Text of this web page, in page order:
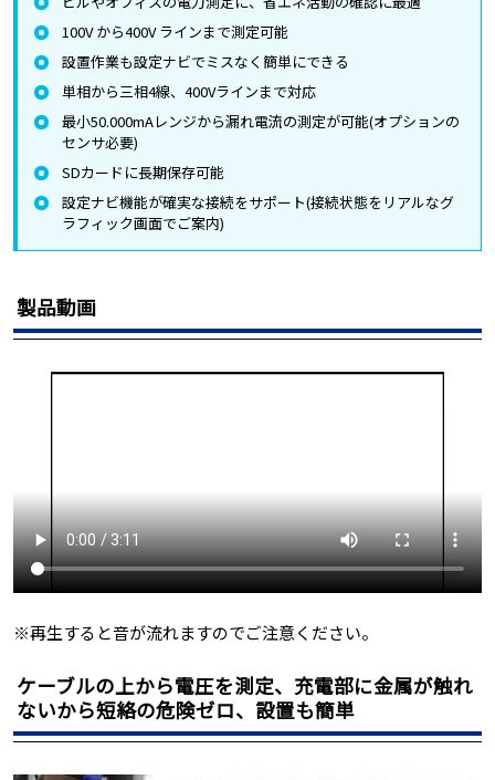
100V から400V ラインまで測定可能
設置作業も設定ナビでミスなく簡単にできる
単相から三相4線、400Vラインまで対応
最小50.000mAレンジから漏れ電流の測定が可能(オプションの
センサ必要)
SDカードに長期保存可能
設定ナビ機能が確実な接続をサポート(接続状態をリアルなグ
ラフィック画面でご案内)
製品動画
※再生すると音が流れますのでご注意ください。
ケーブルの上から電圧を測定、充電部に金属が触れ
ないから短絡の危険ゼロ、設置も簡単